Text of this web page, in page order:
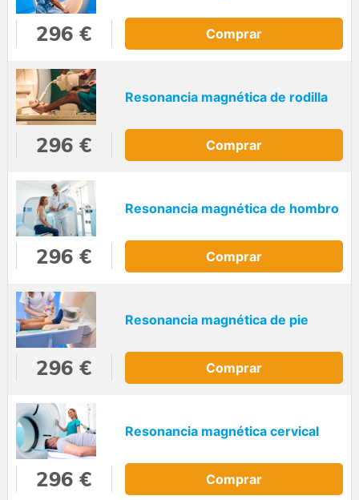
296 € Comprar
Resonancia magnética de rodilla
296 € Comprar
Resonancia magnética de hombro
296 € Comprar
Resonancia magnética de pie
296 € Comprar
Resonancia magnética cervical
296 € Comprar